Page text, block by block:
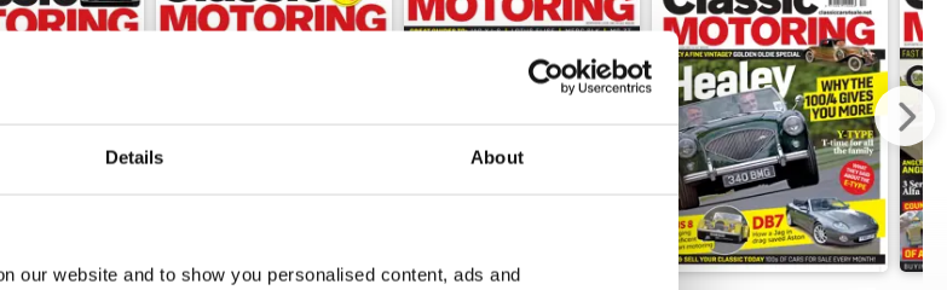
Details About
our website and to show you personalised content, ads and